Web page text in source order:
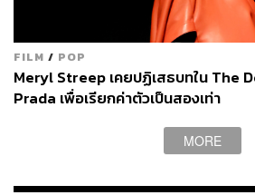
FILM / POP
Meryl Streep เคยปฏิเสธบทใน The
Prada เพื่อเรียกค่าตัวเป็นสองเท่า
MORE